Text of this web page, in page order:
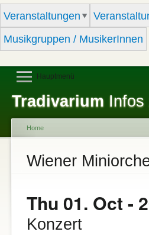
Veranstaltungen
Musikgruppen / MusikerInnen
Tradivarium Infos
Hauptmenü
You are here
Home
Wiener
Thu 01. Oct -
Konzert